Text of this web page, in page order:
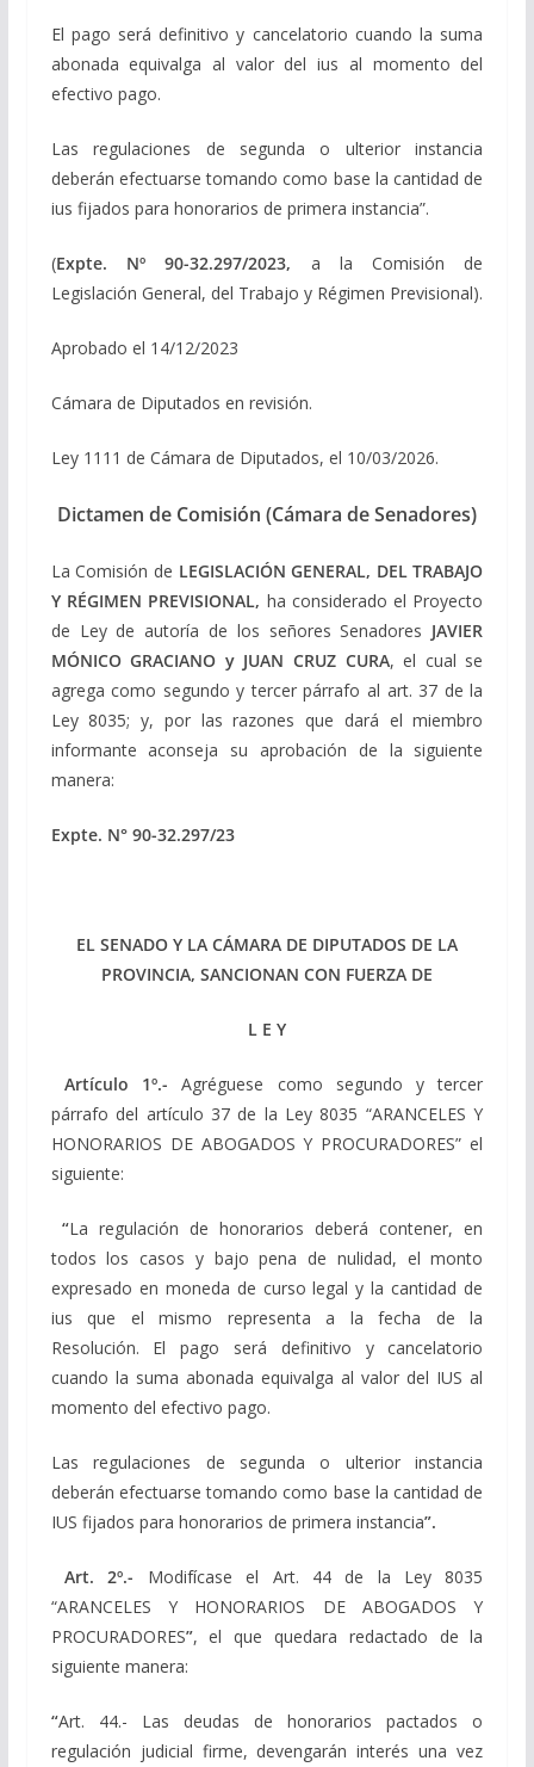
El pago será definitivo y cancelatorio cuando la suma
abonada equivalga al valor del ius al momento del
efectivo pago.
Las regulaciones de segunda o ulterior instancia
deberán efectuarse tomando como base la cantidad de
ius fijados para honorarios de primera instancia”.
(Expte. Nº 90-32.297/2023, a la Comisión de
Legislación General, del Trabajo y Régimen Previsional).
Aprobado el 14/12/2023
Cámara de Diputados en revisión.
Ley 1111 de Cámara de Diputados, el 10/03/2026.
Dictamen de Comisión (Cámara de Senadores)
La Comisión de LEGISLACIÓN GENERAL, DEL TRABAJO
Y RÉGIMEN PREVISIONAL, ha considerado el Proyecto
de Ley de autoría de los señores Senadores JAVIER
MÓNICO GRACIANO y JUAN CRUZ CURA, el cual se
agrega como segundo y tercer párrafo al art. 37 de la
Ley 8035; y, por las razones que dará el miembro
informante aconseja su aprobación de la siguiente
manera:
Expte. N° 90-32.297/23
EL SENADO Y LA CÁMARA DE DIPUTADOS DE LA
PROVINCIA, SANCIONAN CON FUERZA DE
L E Y
Artículo 1º.- Agréguese como segundo y tercer
párrafo del artículo 37 de la Ley 8035 “ARANCELES Y
HONORARIOS DE ABOGADOS Y PROCURADORES” el
siguiente:
“La regulación de honorarios deberá contener, en
todos los casos y bajo pena de nulidad, el monto
expresado en moneda de curso legal y la cantidad de
ius que el mismo representa a la fecha de la
Resolución. El pago será definitivo y cancelatorio
cuando la suma abonada equivalga al valor del IUS al
momento del efectivo pago.
Las regulaciones de segunda o ulterior instancia
deberán efectuarse tomando como base la cantidad de
IUS fijados para honorarios de primera instancia”.
Art. 2º.- Modifícase el Art. 44 de la Ley 8035
“ARANCELES Y HONORARIOS DE ABOGADOS Y
PROCURADORES”, el que quedara redactado de la
siguiente manera:
“Art. 44.- Las deudas de honorarios pactados o
regulación judicial firme, devengarán interés una vez